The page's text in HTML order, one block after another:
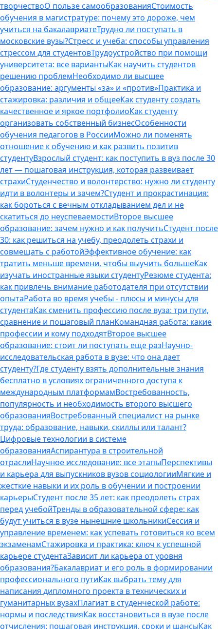
творчествоО пользе самообразованияСтоимость
обучения в магистратуре: почему это дороже, чем
учиться на бакалавриатеТрудно ли поступать в
московские вузы?Стресс и учеба: способы управления
стрессом для студентовТрудоустройство при помощи
университета: все вариантыКак научить студентов
решению проблемНеобходимо ли высшее
образование: аргументы «за» и «против»Практика и
стажировка: различия и общееКак студенту создать
качественное и яркое портфолиоКак студенту
организовать собственный бизнесОсобенности
обучения педагогов в РоссииМожно ли поменять
отношение к обучению и как развить позитив
студентуВзрослый студент: как поступить в вуз после 30
лет — пошаговая инструкция, которая развеивает
страхиСтуденчество и волонтерство: нужно ли cтуденту
идти в волонтеры и зачем?Студент и прокрастинация:
как бороться с вечным откладыванием дел и не
скатиться до неуспеваемостиВторое высшее
образование: зачем нужно и как получитьСтудент после
30: как решиться на учебу, преодолеть страхи и
совмещать с работойЭффективное обучение: как
тратить меньше времени, чтобы выучить большеКак
изучать иностранные языки студентуРезюме студента:
как привлечь внимание работодателя при отсутствии
опытаРабота во время учебы - плюсы и минусы для
студентаКак сменить профессию после вуза: три пути,
сравнение и пошаговый планКомандная работа: какие
профессии и кому подходятВторое высшее
образование: стоит ли поступать еще разНаучно-
исследовательская работа в вузе: что она дает
студенту?Где студенту взять дополнительные знания
бесплатно в условиях ограниченного доступа к
международным платформамВостребованность,
популярность и необходимость второго высшего
образованияВостребованный специалист на рынке
труда: образование, навыки, скиллы или талант?
Цифровые технологии в системе
образованияАспирантура в строительной
отраслиНаучное исследование: все этапыПерспективы
и карьера для выпускников вузов социологииМягкие и
жесткие навыки и их роль в обучении и построении
карьерыСтудент после 35 лет: как преодолеть страх
перед учебойТренды в образовательной сфере: как
будут учиться в вузе нынешние школьникиСессия и
управление временем: как успевать готовиться ко всем
экзаменамСтажировка и практика: ключ к успешной
карьере студентаЗависит ли карьера от уровня
образования?Бакалавриат и его роль в формировании
профессионального путиКак выбрать тему для
написания дипломного проекта в технических и
гуманитарных вузахПлагиат в студенческой работе:
нормы и последствияКак восстановиться в вузе после
отчисления: пошаговая инструкция, сроки и шансыКак